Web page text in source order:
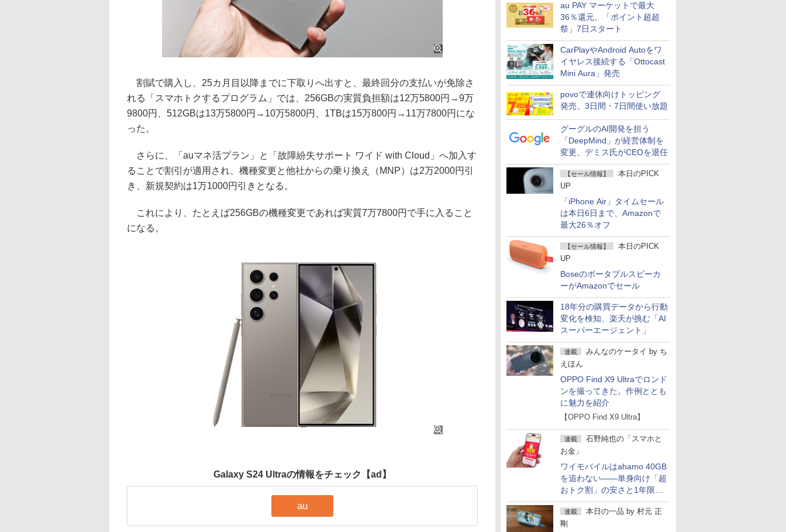
au PAY マーケットで最大
36％還元、「ポイント超超
祭」7日スタート
CarPlayやAndroid Autoをワ
イヤレス接続する「Ottocast
Mini Aura」発売
povoで連休向けトッピング
発売、3日間・7日間使い放題
グーグルのAI開発を担う
「DeepMind」が経営体制を
変更、デミス氏がCEOを退任
【セール情報】
本日のPICK
UP
「iPhone Air」タイムセール
は本日6日まで、Amazonで
最大26％オフ
【セール情報】
本日のPICK
UP
Boseのポータブルスピーカ
ーがAmazonでセール
18年分の購買データから行動
変化を検知、楽天が挑む「AI
スーパーエージェント」
連載 みんなのケータイ by ち
えほん
OPPO Find X9 Ultraでロンド
ンを撮ってきた。作例ととも
に魅力を紹介
【OPPO Find X9 Ultra】
連載
石野純也の「スマホと
お金」
ワイモバイルはahamo 40GB
を追わない――単身向け「超
おトク割」の安さと1年限定
の注意点
連載 本日の一品 by 村元 正
剛
割賦で購入し、25カ月目以降までに下取りへ出すと、最終回分の支払いが免除さ
れる「スマホトクするプログラム」では、256GBの実質負担額は12万5800円→9万
9800円、512GBは13万5800円→10万5800円、1TBは15万800円→11万7800円にな
った。
さらに、「auマネ活プラン」と「故障紛失サポート ワイド with Cloud」へ加入す
ることで割引が適用され、機種変更と他社からの乗り換え（MNP）は2万2000円引
き、新規契約は1万1000円引きとなる。
これにより、たとえば256GBの機種変更であれば実質7万7800円で手に入ること
になる。
Galaxy S24 Ultraの情報をチェック 【ad】
au